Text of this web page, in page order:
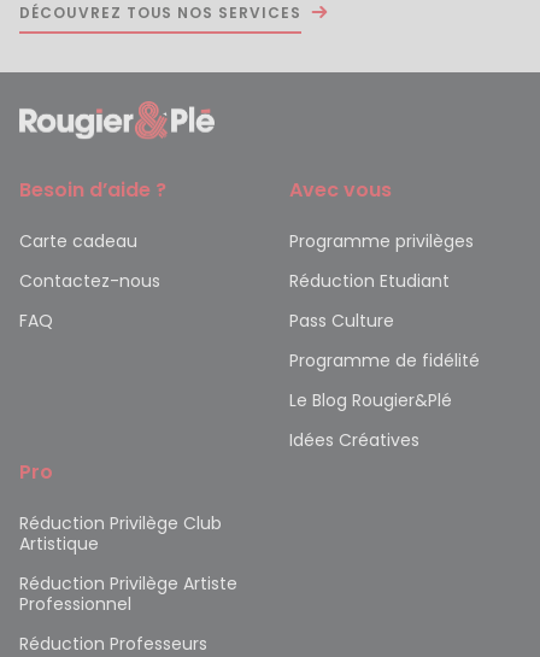
DÉCOUVREZ TOUS NOS SERVICES
Besoin d’aide ?
Carte cadeau
Contactez-nous
FAQ
Avec vous
Programme privilèges
Réduction Etudiant
Pass Culture
Programme de fidélité
Le Blog Rougier&Plé
Idées Créatives
Pro
Réduction Privilège Club
Artistique
Réduction Privilège Artiste
Professionnel
Réduction Professeurs